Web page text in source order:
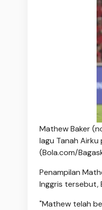
Mathew Baker
lagu Tanah
(Bola.com/
Penampilan
Inggris tersebut,
"Mathew telah